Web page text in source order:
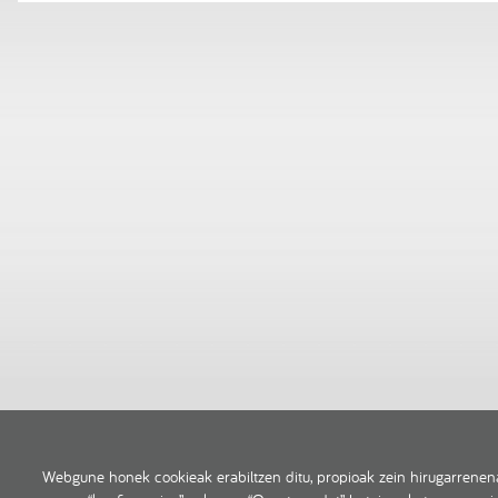
Webgune honek cookieak erabiltzen ditu, propioak zein